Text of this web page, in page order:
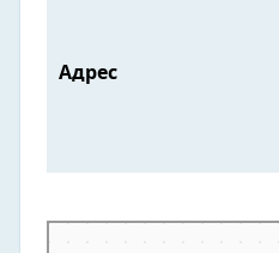
Адрес